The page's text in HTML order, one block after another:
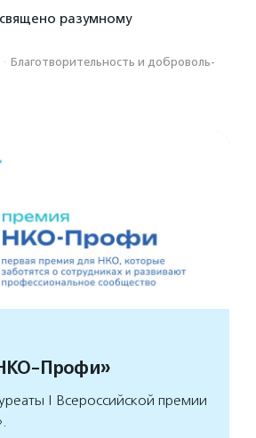
разумному
· Благотвори­тель­ность и доброволь­
Профи»
I Всероссийской премии